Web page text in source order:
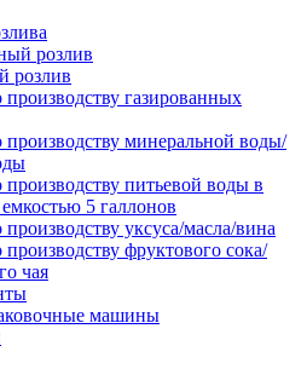
розлив
розлив
газированных
минеральной воды/
питьевой воды в
5 галлонов
уксуса/масла/вина
фруктового сока/
чая
машины